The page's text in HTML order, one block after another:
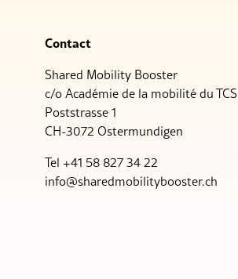
Contact
Shared Mobility Booster
c/o Académie de la mobilité du TCS
Poststrasse 1
CH-3072 Ostermundigen
Tel +41 58 827 34 22
nf
sh r dm b l tyb st r ch